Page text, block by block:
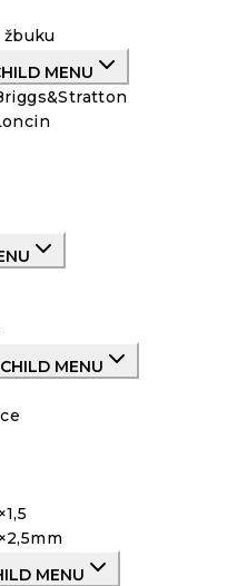
MENU
MENU
MENU